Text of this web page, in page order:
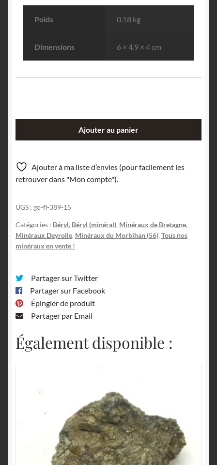
Poids 0.18 kg
Dimensions 6 × 4.9 × 4 cm
La
Villeder,
Morbihan,
Ajouter au panier
Ajouter à ma liste d’envies (pour facilement les
retrouver dans "Mon compte").
UGS : go-fl-389-15
Catégories : Béryl, Béryl (minéral), Minéraux de Bretagne,
Minéraux Deyrolle, Minéraux du Morbihan (56), Tous nos
minéraux en vente !
Partager sur Twitter
Partager sur Facebook
Épingler de produit
Partager par Email
Également disponible :